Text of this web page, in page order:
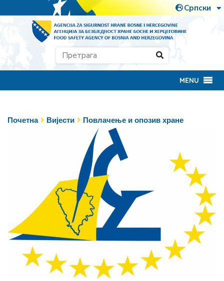
MENU
Почетна Вијести Повлачење и опозив хране